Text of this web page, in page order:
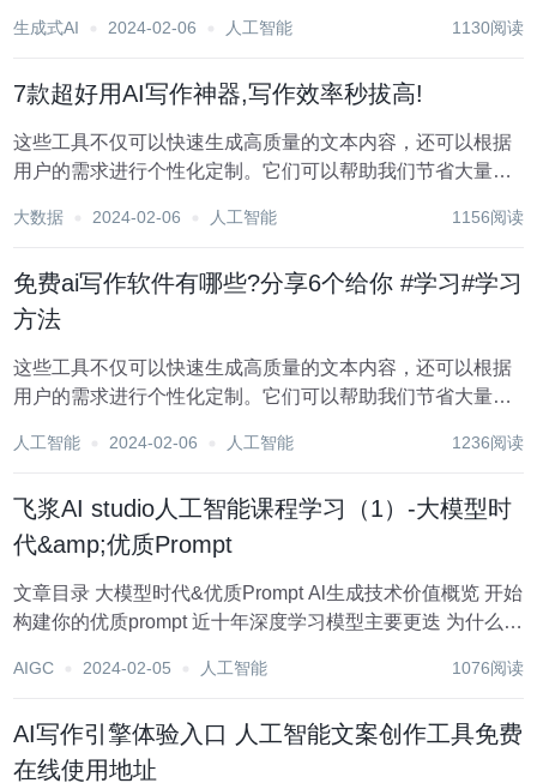
AI训练，内置智能对话机器人、图片设计、AI模型训练、文
生成式AI 2024-02-06 人工智能 1130阅读
7款超好用AI写作神器,写作效率秒拔高!
这些工具不仅可以快速生成高质量的文本内容，还可以根据
用户的需求进行个性化定制。它们可以帮助我们节省大量的
为大家详细介绍几个AI写作工具，让你在写作领域更上一层
大数据 2024-02-06 人工智能 1156阅读
免费ai写作软件有哪些?分享6个给你 #学习#学习
方法
这些工具不仅可以快速生成高质量的文本内容，还可以根据
用户的需求进行个性化定制。它们可以帮助我们节省大量的
为大家详细介绍几个AI写作工具，让你在写作领域更上一层
人工智能 2024-02-06 人工智能 1236阅读
飞浆AI studio人工智能课程学习（1）-大模型时
代&amp;优质Prompt
文章目录 大模型时代&优质Prompt Al生成技术价值概览 开始
构建你的优质prompt 近十年深度学习模型主要更迭 为什么大
画，呆萌的小猫躺在大泡泡中 例2：请生成...
AIGC 2024-02-05 人工智能 1076阅读
AI写作引擎体验入口 人工智能文案创作工具免费
在线使用地址